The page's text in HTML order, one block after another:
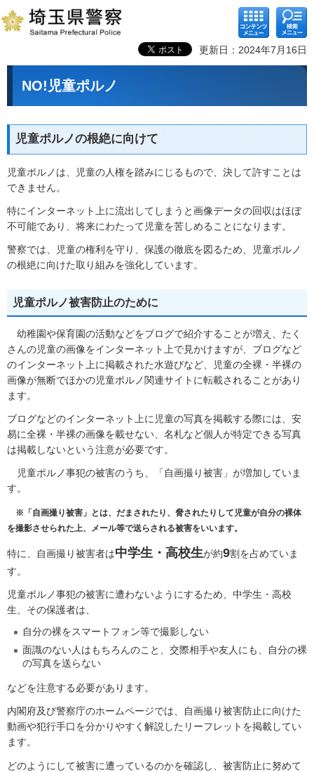
コンテ
ンツメ
ニュー
検索メ
ニュー
更新日：2024年7月16日
NO!児童ポルノ
児童ポルノの根絶に向けて
児童ポルノは、児童の人権を踏みにじるもので、決して許すことは
できません。
特にインターネット上に流出してしまうと画像データの回収はほぼ
不可能であり、将来にわたって児童を苦しめることになります。
警察では、児童の権利を守り、保護の徹底を図るため、児童ポルノ
の根絶に向けた取り組みを強化しています。
児童ポルノ被害防止のために
幼稚園や保育園の活動などをブログで紹介することが増え、たく
さんの児童の画像をインターネット上で見かけますが、ブログなど
のインターネット上に掲載された水遊びなど、児童の全裸・半裸の
画像が無断でほかの児童ポルノ関連サイトに転載されることがあり
ます。
ブログなどのインターネット上に児童の写真を掲載する際には、安
易に全裸・半裸の画像を載せない、名札など個人が特定できる写真
は掲載しないという注意が必要です。
児童ポルノ事犯の被害のうち、「自画撮り被害」が増加していま
す。
※「自画撮り被害」とは、だまされたり、脅されたりして児童が自分の裸体
を撮影させられた上、メール等で送らされる被害をいいます。
特に、自画撮り被害者は中学生・高校生が約9割を占めていま
す。
児童ポルノ事犯の被害に遭わないようにするため、中学生・高校
生、その保護者は、
自分の裸をスマートフォン等で撮影しない
面識のない人はもちろんのこと、交際相手や友人にも、自分の裸
の写真を送らない
などを注意する必要があります。
内閣府及び警察庁のホームページでは、自画撮り被害防止に向けた
動画や犯行手口を分かりやすく解説したリーフレットを掲載してい
ます。
どのようにして被害に遭っているのかを確認し、被害防止に努めて